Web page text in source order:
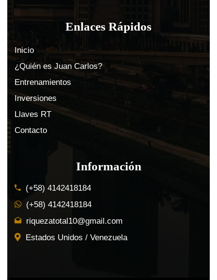
Enlaces Rápidos
Inicio
¿Quién es Juan Carlos?
Entrenamientos
Inversiones
Llaves RT
Contacto
Información
(+58) 4142418184
(+58) 4142418184
riquezatotal10@gmail.com
Estados Unidos / Venezuela